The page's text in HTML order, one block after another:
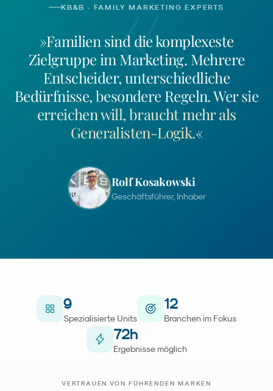
KB&B · FAMILY MARKETING EXPERTS
»Familien sind die komplexeste
Zielgruppe im Marketing. Mehrere
Entscheider, unterschiedliche
Bedürfnisse, besondere Regeln.Wer sie
erreichen will, braucht mehr als
Generalisten-Logik.«
Rolf Kosakowski
Geschäftsführer, Inhaber
9
Spezialisierte Units
12
Branchen im Fokus
72h
Ergebnisse möglich
VERTRAUEN VON FÜHRENDEN MARKEN